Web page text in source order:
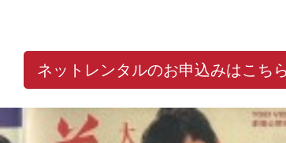
ネットレンタルのお申込みはこちら